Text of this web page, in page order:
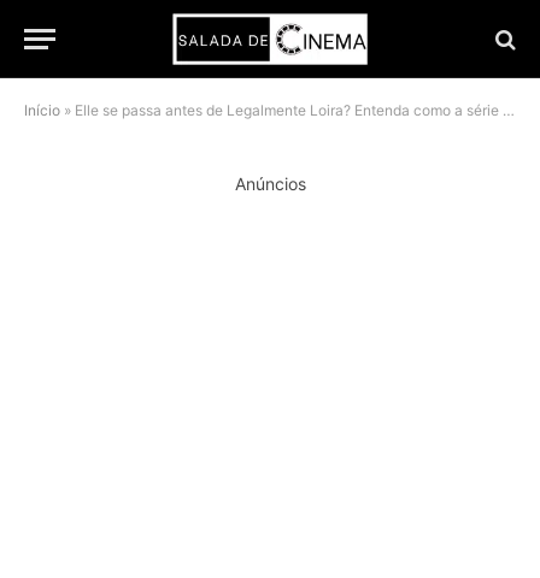
Início » Elle se passa antes de Legalmente Loira? Entenda como a série se conecta ao filme
Anúncios